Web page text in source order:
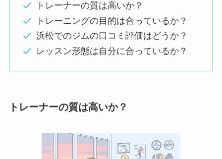
トレーナーの質は高いか？
トレーニングの目的は合っているか？
浜松でのジムの口コミ評価はどうか？
レッスン形態は自分に合っているか？
トレーナーの質は高いか？